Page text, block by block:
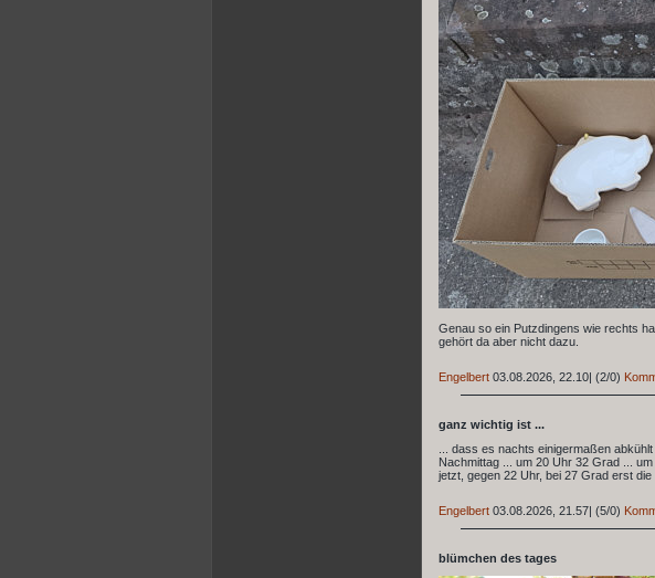
Genau so ein Putzdingens wie rechts
gehört da aber nicht dazu.
Engelbert 03.08.2026, 22.10| (2/0)
ganz wichtig ist ...
... dass es nachts einigermaßen
Nachmittag ... um 20 Uhr 32 Grad ...
jetzt, gegen 22 Uhr, bei 27 Grad erst
Engelbert 03.08.2026, 21.57| (5/0)
blümchen des tages